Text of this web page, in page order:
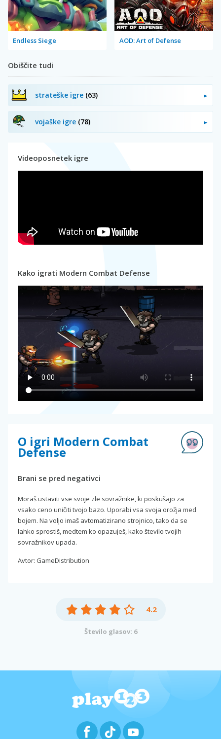
Endless Siege AOD: Art of Defense
Obiščite tudi
strateške igre (63)
vojaške igre (78)
Videoposnetek igre
Kako igrati Modern Combat Defense
O igri Modern Combat
Defense
Brani se pred negativci
Moraš ustaviti vse svoje zle sovražnike, ki poskušajo za
vsako ceno uničiti tvojo bazo. Uporabi vsa svoja orožja med
bojem. Na voljo imaš avtomatizirano strojnico, tako da se
lahko sprostiš, medtem ko opazuješ, kako število tvojih
sovražnikov upada.
Avtor: GameDistribution
4.2
Število glasov: 6